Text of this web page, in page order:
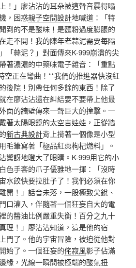
！」廖沾沾的耳朵被這聲音震得嗡
，困惑親子空間設計地喊道：「特
到的不是酸味！是麵粉過度膨脹的
走不開！我的陳年老蒜泥需要每隔
「蒜泥？」對面傳來K-999崩潰的尖
著濃濃的中藥味電子雜音：「重點
空正在彎曲！**我們的推進器快沒紅
後院！別帶任何多餘的東西！除了
廖沾沾還在糾結要不要帶上他最
面的牆壁傳來一聲巨大的撞擊。一
著太陽眼鏡的太空吉娃娃，正從牆
新古典設計背上揹著一個像是小型
毛筆寫著「極品紅棗枸杞燃料」。
驚訝地瞪大了眼睛。K-999用它的小
色手套的爪子優雅地一揮：「沒時
水餃快要拉肚子了！我們必須在你
開！」話音未落，一股極致尖銳、
口灌入，伴隨著一個狂妄自大的電
的醬油比例嚴重失衡！百分之九十
理！」廖沾沾知道，這是他的宿
門了。他的宇宙冒險，被迫從他對
始了。一個狂妄的侘寂風影子佔滿
緣，光線一瞬間被極端的酸氣扭